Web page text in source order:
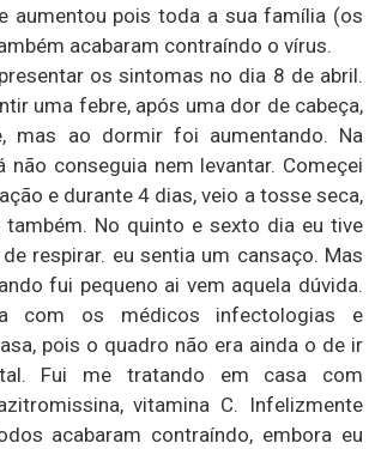
aumentou pois toda a sua família (os
acabaram contraíndo o vírus.
os sintomas no dia 8 de abril.
uma febre, após uma dor de cabeça,
mas ao dormir foi aumentando. Na
não conseguia nem levantar. Começei
e durante 4 dias, veio a tosse seca,
também. No quinto e sexto dia eu tive
respirar. eu sentia um cansaço. Mas
fui pequeno ai vem aquela dúvida.
com os médicos infectologias e
pois o quadro não era ainda o de ir
Fui me tratando em casa com
vitamina C. Infelizmente
acabaram contraíndo, embora eu